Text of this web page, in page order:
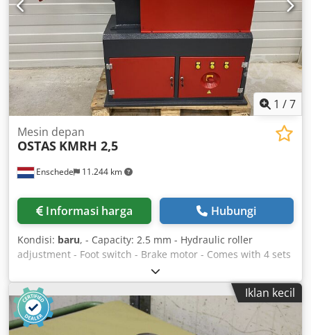
1 /7
Enschede 11.244 km
Mesin depan
OSTAS KMRH 2,5
Informasi harga Hubungi
Kondisi: baru, - Capacity: 2.5 mm - Hydraulic roller
adjustment - Foot switch - Brake motor - Comes with 4 sets
of rollers - Emergency stop - 400V Dcjdpogmr Ndjfx Al Nsk
Iklan kecil